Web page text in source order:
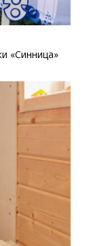
«Синница»